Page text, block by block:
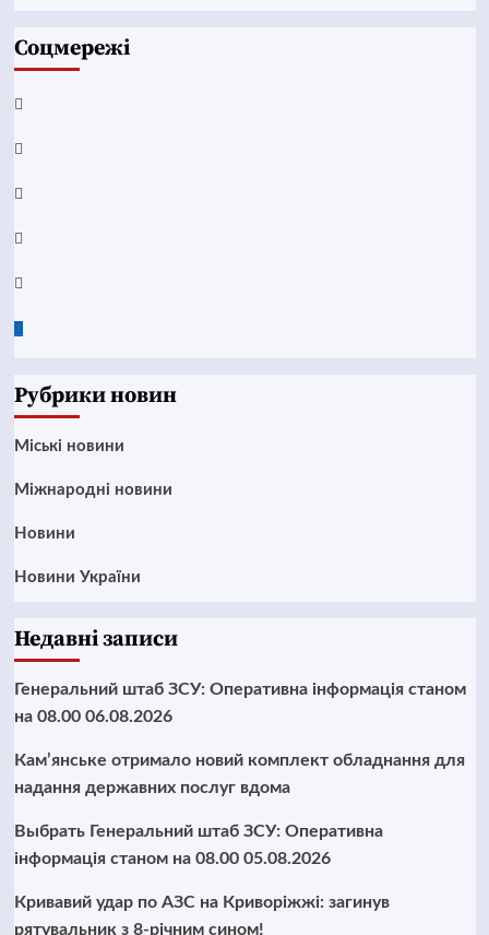
Соцмережі
Facebook
YouTube
Telegram
Instagram
Twitter
Google
Рубрики новин
Mіські новини
Міжнародні новини
Новини
Новини України
Недавні записи
Генеральний штаб ЗСУ: Оперативна інформація станом
на 08.00 06.08.2026
Кам’янське отримало новий комплект обладнання для
надання державних послуг вдома
Выбрать Генеральний штаб ЗСУ: Оперативна
інформація станом на 08.00 05.08.2026
Кривавий удар по АЗС на Криворіжжі: загинув
рятувальник з 8-річним сином!